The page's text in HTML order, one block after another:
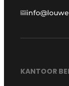
KANTOOR